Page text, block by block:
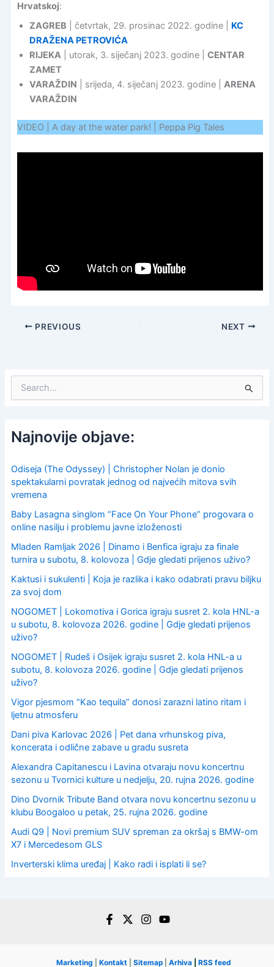
Hrvatskoj:
ZAGREB | četvrtak, 29. prosinac 2022. godine | KC
DRAŽENA PETROVIĆA
RIJEKA| utorak, 3. siječanj 2023. godine | CENTAR
ZAMET
VARAŽDIN | srijeda, 4. siječanj 2023. godine | ARENA
VARAŽDIN
VIDEO | A day at the water park! | Peppa Pig Tales
PREVIOUS NEXT
c
h
o
r
:
Najnovije objave:
Odiseja (The Odyssey) | Christopher Nolan je donio
spektakularni povratak jednog od najvećih mitova svih
vremena
Baby Lasagna singlom “Face On Your Phone” progovara o
online nasilju i problemu javne izloženosti
Mladen Ramljak 2026 | Dinamo i Benfica igraju za finale
turnira u subotu, 8. kolovoza | Gdje gledati prijenos uživo?
Kaktusi i sukulenti | Koja je razlika i kako odabrati pravu biljku
za svoj dom
NOGOMET | Lokomotiva i Gorica igraju susret 2. kola HNL-a
u subotu, 8. kolovoza 2026. godine | Gdje gledati prijenos
uživo?
NOGOMET | Rudeš i Osijek igraju susret 2. kola HNL-a u
subotu, 8. kolovoza 2026. godine | Gdje gledati prijenos
uživo?
Vigor pjesmom “Kao tequila” donosi zarazni latino ritam i
ljetnu atmosferu
Dani piva Karlovac 2026 | Pet dana vrhunskog piva,
koncerata i odlične zabave u gradu susreta
Alexandra Capitanescu i Lavina otvaraju novu koncertnu
sezonu u Tvornici kulture u nedjelju, 20. rujna 2026. godine
Dino Dvornik Tribute Band otvara novu koncertnu sezonu u
klubu Boogaloo u petak, 25. rujna 2026. godine
Audi Q9 | Novi premium SUV spreman za okršaj s BMW-om
X7 i Mercedesom GLS
Inverterski klima uređaj | Kako radi i isplati li se?
Marketing Kontakt Sitemap Arhiva RSS feed